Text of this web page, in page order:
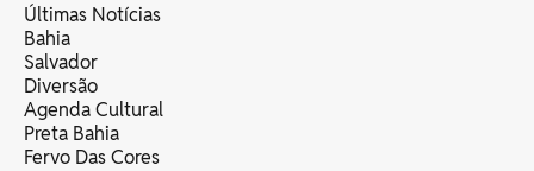
Últimas Notícias
Bahia
Salvador
Diversão
Agenda Cultural
Preta Bahia
Fervo Das Cores